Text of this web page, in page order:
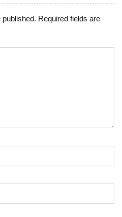
published. Required fields are